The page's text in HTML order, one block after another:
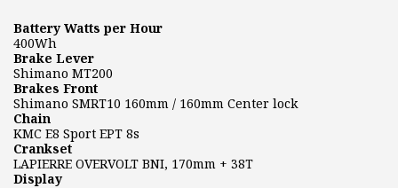
Battery Watts per Hour
400Wh
Brake Lever
Shimano MT200
Brakes Front
Shimano SMRT10 160mm / 160mm Center lock
Chain
KMC E8 Sport EPT 8s
Crankset
LAPIERRE OVERVOLT BNI, 170mm + 38T
Display